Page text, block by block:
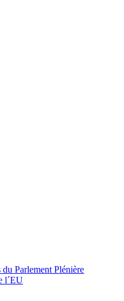
Parlement Plénière
l´EU